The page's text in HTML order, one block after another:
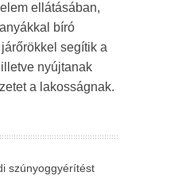
ellátásában,
bíró
segítik a
nyújtanak
a lakosságnak.
szúnyoggyérítést